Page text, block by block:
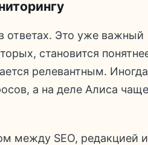
ответах. Это уже важный
становится
релевантным. Иногда
а на деле Алиса чаще
между SEO, редакцией и